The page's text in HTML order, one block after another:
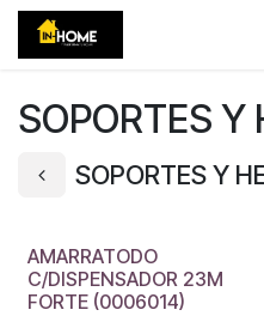
Ir al contenido
SOPORTES Y
SOPORTES Y
AMARRATODO
C/DISPENSADOR 23M
FORTE (0006014)